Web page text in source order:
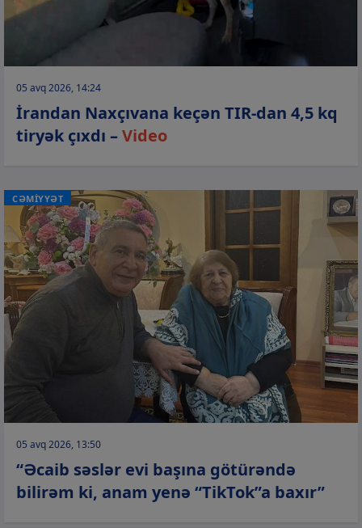
05 avq 2026, 14:24
İrandan Naxçıvana keçən TIR-dan 4,5 kq
tiryək çıxdı –Video
CƏMİYYƏT
05 avq 2026, 13:50
“Əcaib səslər evi başına götürəndə
bilirəm ki, anam yenə “TikTok”a baxır”